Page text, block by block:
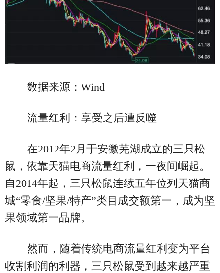
数据来源：Wind
流量红利：享受之后遭反噬
在2012年2月于安徽芜湖成立的三只松
鼠，依靠天猫电商流量红利，一夜间崛起。
自2014年起，三只松鼠连续五年位列天猫商
城“零食/坚果/特产”类目成交额第一，成为坚
果领域第一品牌。
然而，随着传统电商流量红利变为平台
收割利润的利器，三只松鼠受到越来越严重